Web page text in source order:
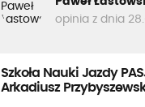
opinia z dnia
Szkoła Nauki Jazdy
Arkadiusz